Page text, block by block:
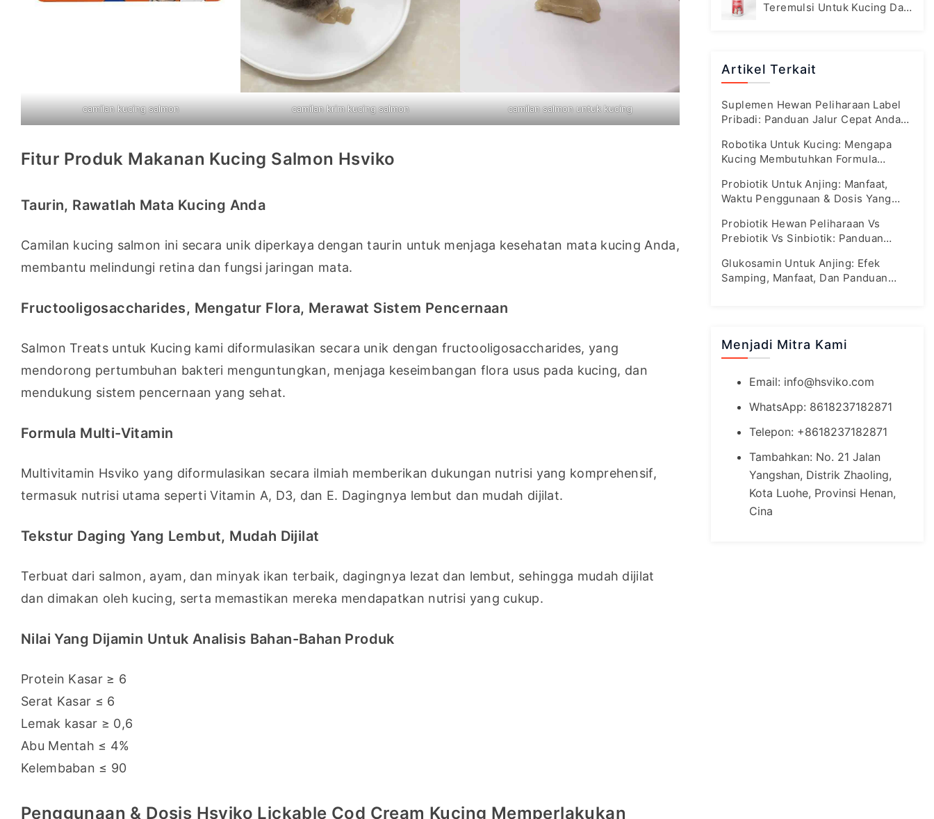
camilan kucing salmon camilan krim kucing salmon camilan salmon untuk kucing
Fitur Produk Makanan Kucing Salmon Hsviko
Taurin, Rawatlah Mata Kucing Anda
Camilan kucing salmon ini secara unik diperkaya dengan taurin untuk menjaga kesehatan mata kucing Anda,
membantu melindungi retina dan fungsi jaringan mata.
Fructooligosaccharides, Mengatur Flora, Merawat Sistem Pencernaan
Salmon Treats untuk Kucing kami diformulasikan secara unik dengan fructooligosaccharides, yang
mendorong pertumbuhan bakteri menguntungkan, menjaga keseimbangan flora usus pada kucing, dan
mendukung sistem pencernaan yang sehat.
Formula Multi-Vitamin
Multivitamin Hsviko yang diformulasikan secara ilmiah memberikan dukungan nutrisi yang komprehensif,
termasuk nutrisi utama seperti Vitamin A, D3, dan E. Dagingnya lembut dan mudah dijilat.
Tekstur Daging Yang Lembut, Mudah Dijilat
Terbuat dari salmon, ayam, dan minyak ikan terbaik, dagingnya lezat dan lembut, sehingga mudah dijilat
dan dimakan oleh kucing, serta memastikan mereka mendapatkan nutrisi yang cukup.
Nilai Yang Dijamin Untuk Analisis Bahan-Bahan Produk
Protein Kasar ≥ 6
Serat Kasar ≤ 6
Lemak kasar ≥ 0,6
Abu Mentah ≤ 4%
Kelembaban ≤ 90
Penggunaan & Dosis Hsviko Lickable Cod Cream Kucing Memperlakukan
Teremulsi Untuk Kucing Dan
Artikel Terkait
Suplemen Hewan Peliharaan Label
Pribadi: Panduan Jalur Cepat Anda
Saat Ini
Robotika Untuk Kucing: Mengapa
Kucing Membutuhkan Formula
Probiotik Untuk Anjing: Manfaat,
Waktu Penggunaan & Dosis Yang
Probiotik Hewan Peliharaan Vs
Prebiotik Vs Sinbiotik: Panduan
Glukosamin Untuk Anjing: Efek
Samping, Manfaat, Dan Panduan
Menjadi Mitra Kami
Email: info@hsviko.com
WhatsApp: 8618237182871
Telepon: +8618237182871
Tambahkan: No. 21 Jalan
Yangshan, Distrik Zhaoling,
Kota Luohe, Provinsi Henan,
Cina